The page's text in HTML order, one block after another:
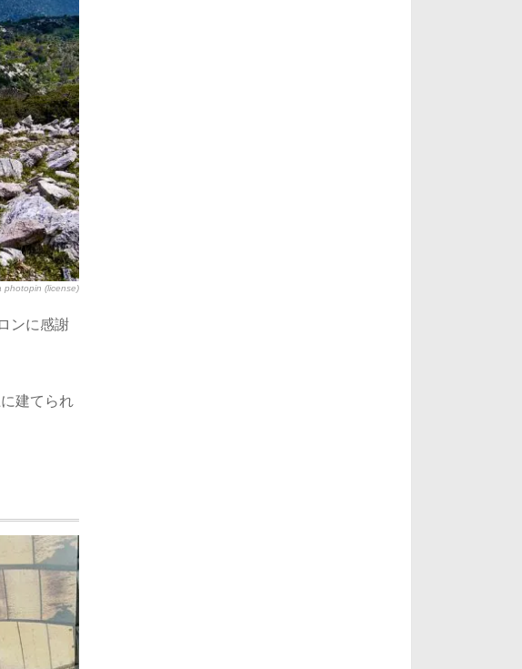
photopin (license)
ンに感謝
建てられ